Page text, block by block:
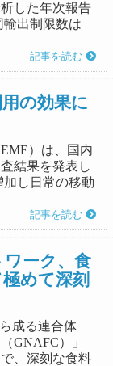
した年次報告
出制限数は
記事を読む
の効果に
）は、国内
結果を発表し
し日常の移動
記事を読む
ーク、食
めて深刻
成る連合体
GNAFC）」
、深刻な食料